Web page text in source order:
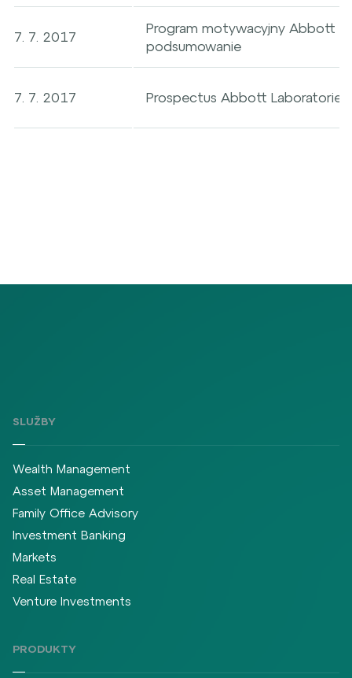
7. 7. 2017
Program motywacyjny Abbott
podsumowanie
7. 7. 2017 Prospectus Abbott
SLUŽBY
Wealth Management
Asset Management
Family Office Advisory
Investment Banking
Markets
Real Estate
Venture Investments
PRODUKTY